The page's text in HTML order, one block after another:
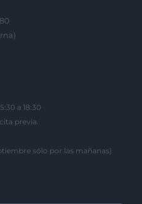
a 18:30
previa.
sólo por las mañanas)